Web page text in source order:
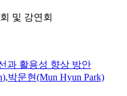
및 강연회
과 활용성 향상 방안
),박문현(Mun Hyun Park)